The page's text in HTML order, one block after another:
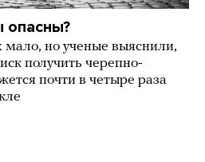
опасны?
но ученые выяснили,
получить черепно-
почти в четыре раза